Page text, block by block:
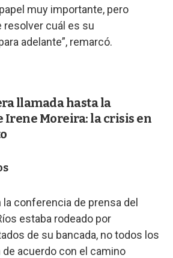
muy importante, pero
resolver cuál es su
adelante”, remarcó.
llamada hasta la
Irene Moreira: la crisis en
conferencia de prensa del
estaba rodeado por
de su bancada, no todos los
acuerdo con el camino